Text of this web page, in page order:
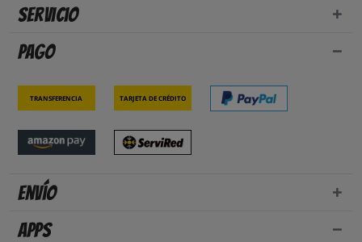
Servicio
Pago
Transferencia Tarjeta de crédito
Envío
Apps